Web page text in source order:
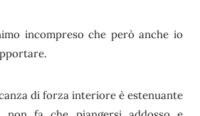
incompreso che però anche io
di forza interiore è estenuante